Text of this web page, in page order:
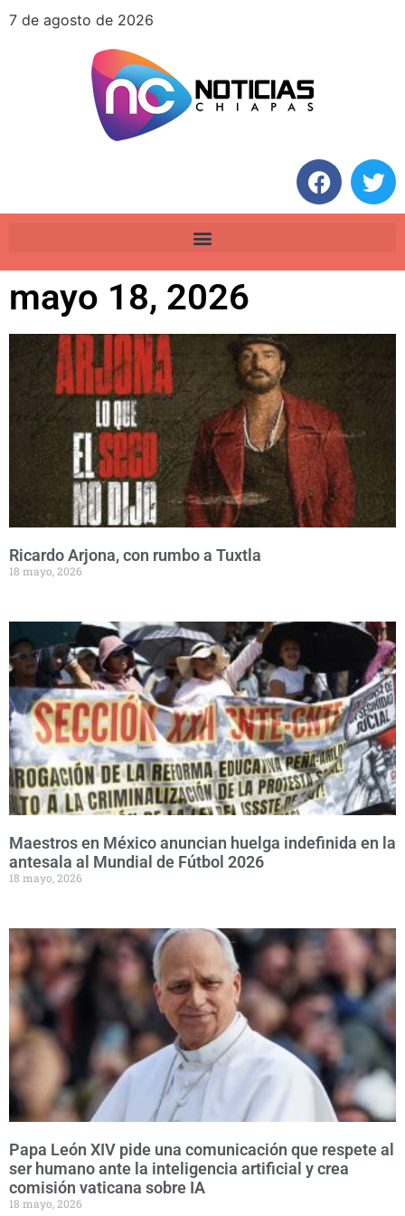
7 de agosto de 2026
mayo 18, 2026
Ricardo Arjona, con rumbo a Tuxtla
18 mayo, 2026
Maestros en México anuncian huelga indefinida en la
antesala al Mundial de Fútbol 2026
18 mayo, 2026
Papa León XIV pide una comunicación que respete al
ser humano ante la inteligencia artificial y crea
comisión vaticana sobre IA
18 mayo, 2026